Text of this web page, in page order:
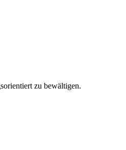
zu bewältigen.